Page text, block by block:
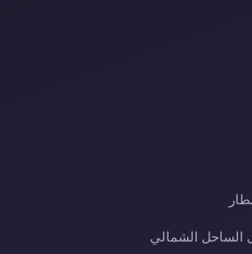
الشمالي